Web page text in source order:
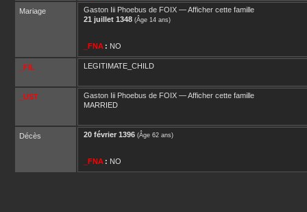
Mariage Gaston Iii Phoebus de FOIX —Afficher cette famille
21 juillet 1348 (Âge 14 ans)
_FNA : NO
_FIL LEGITIMATE_CHILD
_UST Gaston Iii Phoebus de FOIX —Afficher cette famille
MARRIED
Décès 20 février 1396 (Âge 62 ans)
_FNA : NO